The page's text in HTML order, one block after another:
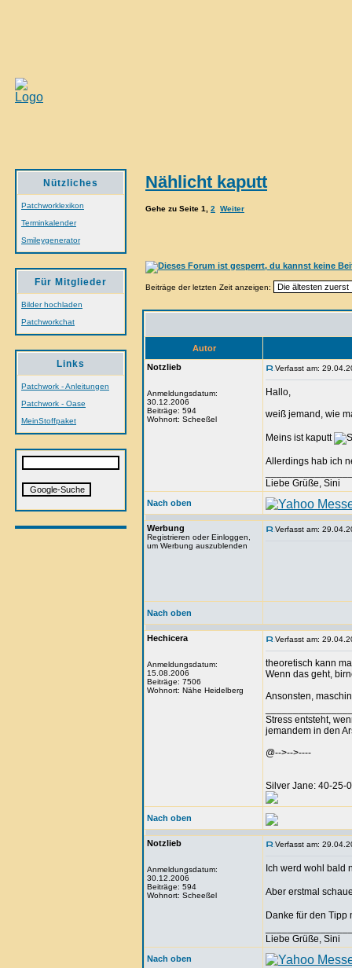
Nützliches
Patchworklexikon
Terminkalender
Smileygenerator
Für Mitglieder
Bilder hochladen
Patchworkchat
Links
Patchwork - Anleitungen
Patchwork - Oase
MeinStoffpaket
Nählicht kaputt
Gehe zu Seite 1 2 Weiter
Beiträge der letzten Zeit anzeigen:
Autor
Notzlieb
Anmeldungsdatum:
30.12.2006
Beiträge: 594
Wohnort: Scheeßel
Verfasst am:
Hallo,
weiß jemand, wie
Meins ist kaputt
Allerdings hab ich
Liebe Grüße, Sini
Nach oben
Werbung
Registrieren oder Einloggen,
um Werbung auszublenden
Verfasst am:
Nach oben
Hechicera
Anmeldungsdatum:
15.08.2006
Beiträge: 7506
Wohnort: Nähe Heidelberg
Verfasst am:
theoretisch kann
Wenn das geht,
Ansonsten,
Stress entsteht,
jemandem in den
@-->-->----
Silver Jane: 40-25-
Nach oben
Notzlieb
Anmeldungsdatum:
30.12.2006
Beiträge: 594
Wohnort: Scheeßel
Verfasst am:
Ich werd wohl bald
Aber erstmal
Danke für den
Liebe Grüße, Sini
Nach oben